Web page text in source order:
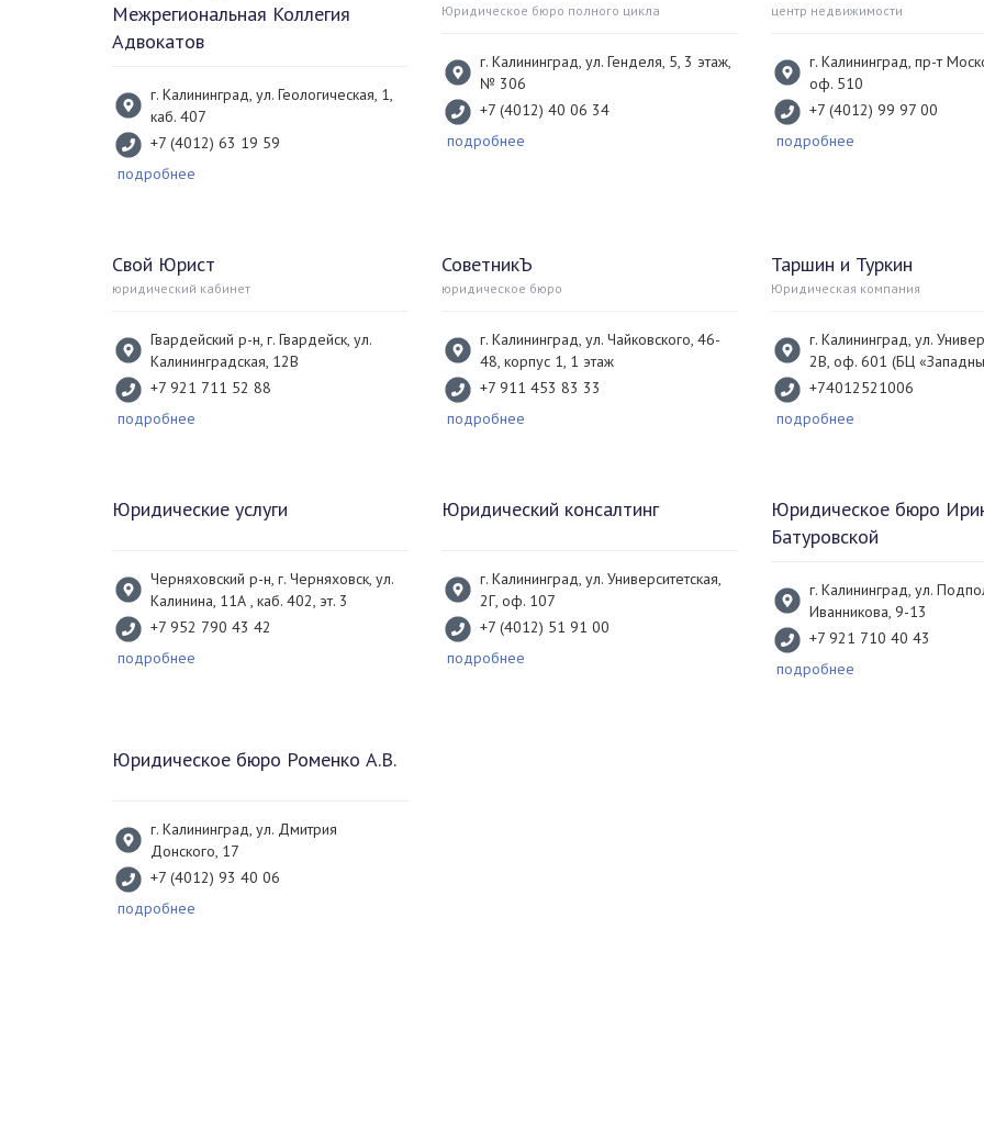
Межрегиональная Коллегия
Адвокатов
г. Калининград, ул. Геологическая, 1,
каб. 407
+7 (4012) 63 19 59
подробнее
Юридическое бюро полного цикла
г. Калининград, ул. Генделя, 5, 3 этаж,
№ 306
+7 (4012) 40 06 34
подробнее
центр недвижимости
г. Калининград, пр-т
оф. 510
+7 (4012) 99 97 00
подробнее
Свой Юрист
юридический кабинет
Гвардейский р-н, г. Гвардейск, ул.
Калининградская, 12В
+7 921 711 52 88
подробнее
СоветникЪ
юридическое бюро
г. Калининград, ул. Чайковского, 46-
48, корпус 1, 1 этаж
+7 911 453 83 33
подробнее
Таршин и Туркин
Юридическая компания
г. Калининград, ул.
2В, оф. 601 (БЦ
+74012521006
подробнее
Юридические услуги
Черняховский р-н, г. Черняховск, ул.
Калинина, 11А , каб. 402, эт. 3
+7 952 790 43 42
подробнее
Юридический консалтинг
г. Калининград, ул. Университетская,
2Г, оф. 107
+7 (4012) 51 91 00
подробнее
Юридическое бюро
Батуровской
г. Калининград, ул.
Иванникова, 9-13
+7 921 710 40 43
подробнее
Юридическое бюро Роменко А.В.
г. Калининград, ул. Дмитрия
Донского, 17
+7 (4012) 93 40 06
подробнее